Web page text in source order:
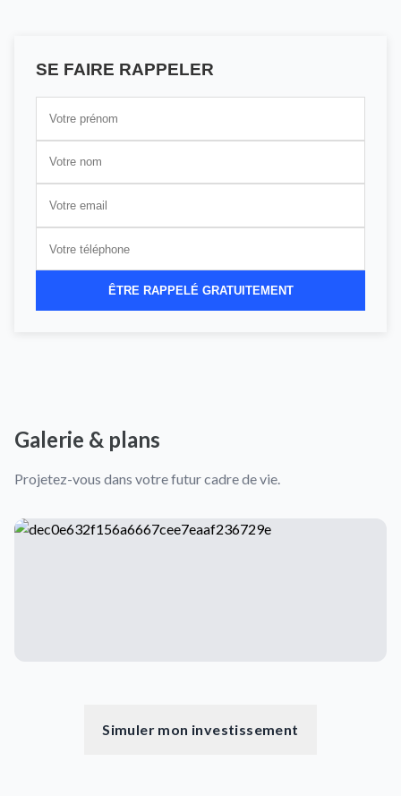
SE FAIRE RAPPELER
ÊTRE RAPPELÉ GRATUITEMENT
Galerie & plans
Projetez-vous dans votre futur cadre de vie.
Simuler mon investissement